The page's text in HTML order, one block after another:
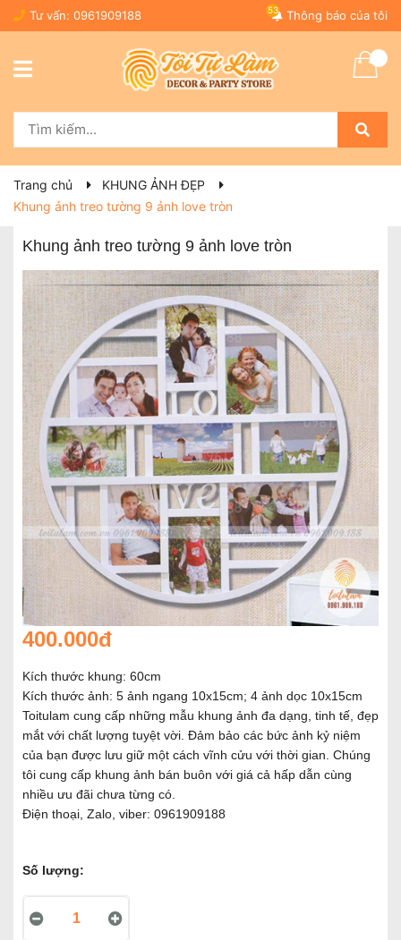
Tư vấn: 0961909188 Thông báo của tôi
53
Trang chủ
KHUNG ẢNH ĐẸP
Khung ảnh treo tường 9 ảnh love tròn
Khung ảnh treo tường 9 ảnh love tròn
400.000đ
Kích thước khung: 60cm
Kích thước ảnh: 5 ảnh ngang 10x15cm; 4 ảnh dọc 10x15cm
Toitulam cung cấp những mẫu khung ảnh đa dạng, tinh tế, đẹp
mắt với chất lượng tuyệt vời. Đảm bảo các bức ảnh kỷ niệm
của bạn được lưu giữ một cách vĩnh cửu với thời gian. Chúng
tôi cung cấp khung ảnh bán buôn với giá cả hấp dẫn cùng
nhiều ưu đãi chưa từng có.
Điện thoại, Zalo, viber: 0961909188
Số lượng: